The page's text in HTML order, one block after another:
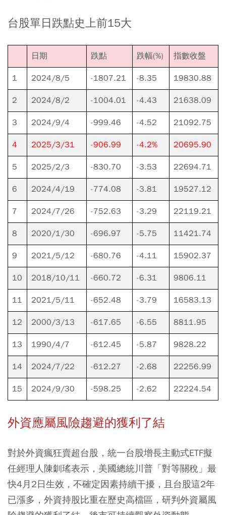
台股單日跌點史上前15大
日期 跌點 跌幅(%) 指數收盤
1 2024/8/5 -1807.21 -8.35 19830.88
2 2024/8/2 -1004.01 -4.43 21638.09
3 2024/9/4 -999.46 -4.52 21092.75
4 2025/3/31 -906.99 -4.2% 20695.90
5 2025/2/3 -830.70 -3.53 22694.71
6 2024/4/19 -774.08 -3.81 19527.12
7 2024/7/26 -752.63 -3.29 22119.21
8 2020/1/30 -696.97 -5.75 11421.74
9 2021/5/12 -680.76 -4.11 15902.37
10 2018/10/11 -660.72 -6.31 9806.11
11 2021/5/11 -652.48 -3.79 16583.13
12 2000/3/13 -617.65 -6.55 8811.95
13 1990/4/7 -612.45 -5.87 9828.22
14 2024/7/22 -612.27 -2.68 22256.99
15 2024/9/30 -598.25 -2.62 22224.54
外資應屬風險趨避的獲利了結
對於外資瘋狂賣超台股，統一台股增長主動式ETF擬
任經理人陳釧瑤表示，美國總統川普「對等關稅」最
快4月2日生效，不確定因素持續干擾，且台股這2年
已漲多，外資持股比重在歷史高檔區，研判外資屬風